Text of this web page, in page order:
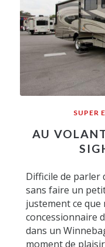
SUPER
AU
Difficile de parler
sans faire un
justement ce que
concessionnaire
dans un
moment de